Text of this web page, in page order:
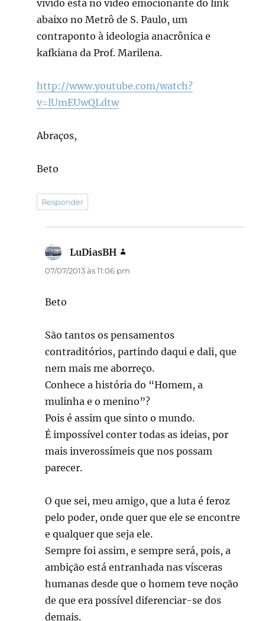
vivido está no video emocionante do link
abaixo no Metrô de S. Paulo, um
contraponto à ideologia anacrônica e
kafkiana da Prof. Marilena.
http://www.youtube.com/watch?
v=lUmEUwQLdtw
Abraços,
Beto
Responder
LuDiasBH
07/07/2013 às 11:06 pm
Beto
São tantos os pensamentos
contraditórios, partindo daqui e dali, que
nem mais me aborreço.
Conhece a história do “Homem, a
mulinha e o menino”?
Pois é assim que sinto o mundo.
É impossível conter todas as ideias, por
mais inverossímeis que nos possam
parecer.
O que sei, meu amigo, que a luta é feroz
pelo poder, onde quer que ele se encontre
e qualquer que seja ele.
Sempre foi assim, e sempre será, pois, a
ambição está entranhada nas vísceras
humanas desde que o homem teve noção
de que era possível diferenciar-se dos
demais.